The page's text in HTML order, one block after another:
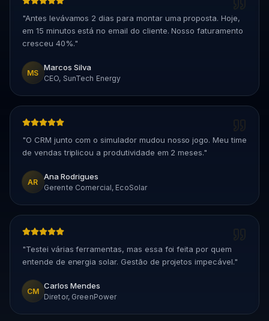
"Antes levávamos 2 dias para montar uma proposta. Hoje,
em 15 minutos está no email do cliente. Nosso faturamento
cresceu 40%."
MS
Marcos Silva
CEO, SunTech Energy
"O CRM junto com o simulador mudou nosso jogo. Meu time
de vendas triplicou a produtividade em 2 meses."
AR
Ana Rodrigues
Gerente Comercial, EcoSolar
"Testei várias ferramentas, mas essa foi feita por quem
entende de energia solar. Gestão de projetos impecável."
CM
Carlos Mendes
Diretor, GreenPower